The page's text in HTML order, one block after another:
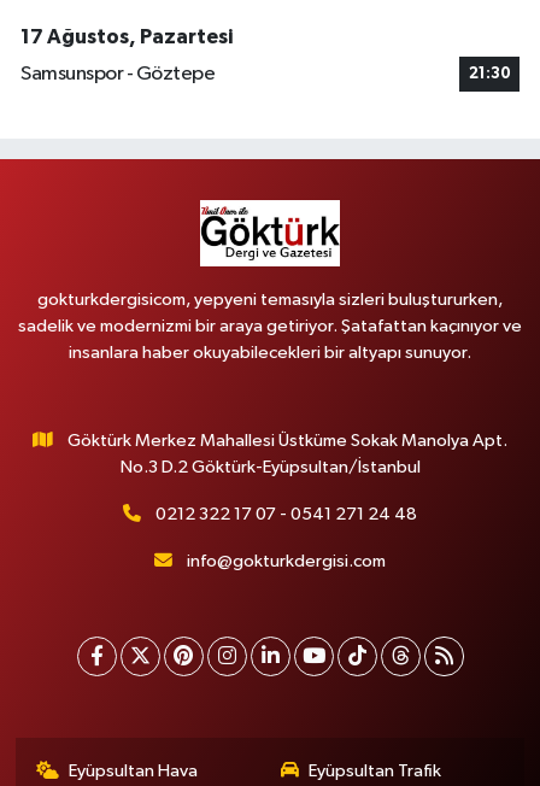
17 Ağustos, Pazartesi
Samsunspor - Göztepe
21:30
gokturkdergisicom, yepyeni temasıyla sizleri buluştururken,
sadelik ve modernizmi bir araya getiriyor. Şatafattan kaçınıyor ve
insanlara haber okuyabilecekleri bir altyapı sunuyor.
Göktürk Merkez Mahallesi Üstküme Sokak Manolya Apt.
No.3 D.2 Göktürk-Eyüpsultan/İstanbul
0212 322 17 07 - 0541 271 24 48
info@gokturkdergisi.com
Eyüpsultan Hava
Eyüpsultan Trafik